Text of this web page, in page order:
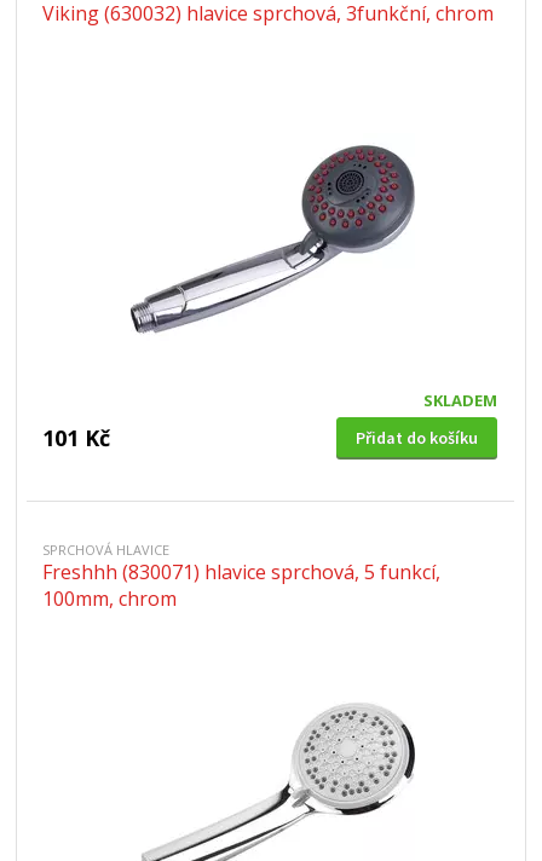
Viking (630032) hlavice sprchová, 3funkční, chrom
SKLADEM
101 Kč Přidat do košíku
SPRCHOVÁ HLAVICE
Freshhh (830071) hlavice sprchová, 5 funkcí,
100mm, chrom